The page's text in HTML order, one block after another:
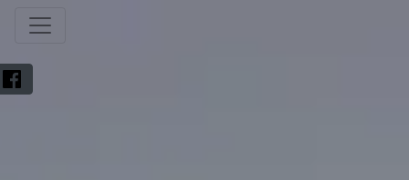
Toggle navigation